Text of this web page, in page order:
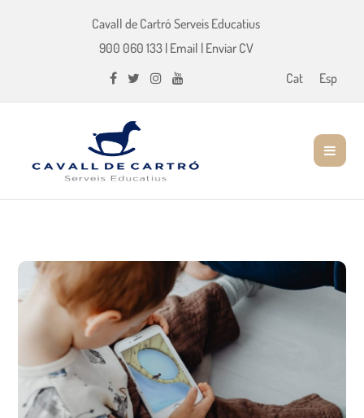
Cavall de Cartró Serveis Educatius
900 060 133| Email | Enviar CV
Cat
Esp